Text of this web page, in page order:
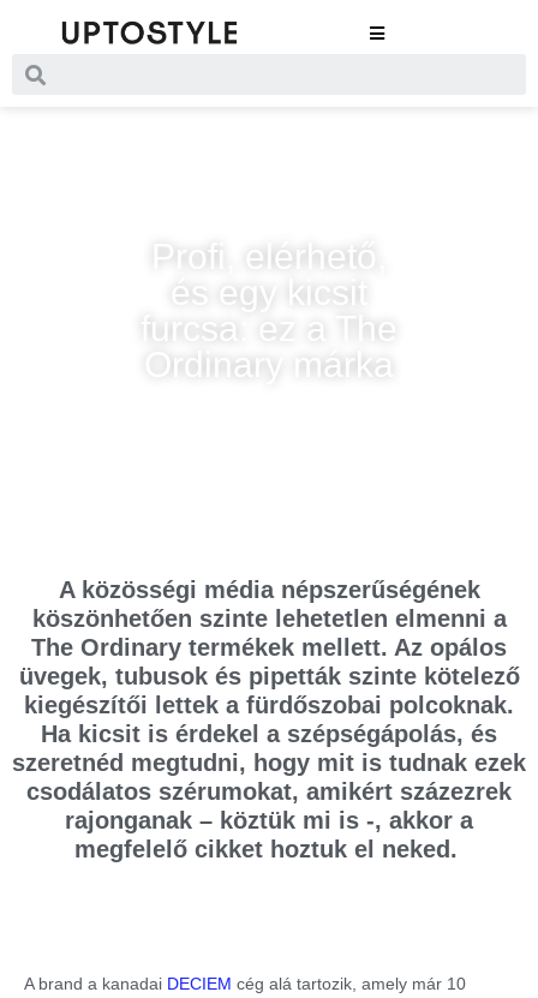
Profi, elérhető,
és egy kicsit
furcsa: ez a The
Ordinary márka
A közösségi média népszerűségének
köszönhetően szinte lehetetlen elmenni a
The Ordinary termékek mellett. Az opálos
üvegek, tubusok és pipetták szinte kötelező
kiegészítői lettek a fürdőszobai polcoknak.
Ha kicsit is érdekel a szépségápolás, és
szeretnéd megtudni, hogy mit is tudnak ezek
csodálatos szérumokat, amikért százezrek
rajonganak – köztük mi is -, akkor a
megfelelő cikket hoztuk el neked.
A brand a kanadai DECIEM cég alá tartozik, amely már 10